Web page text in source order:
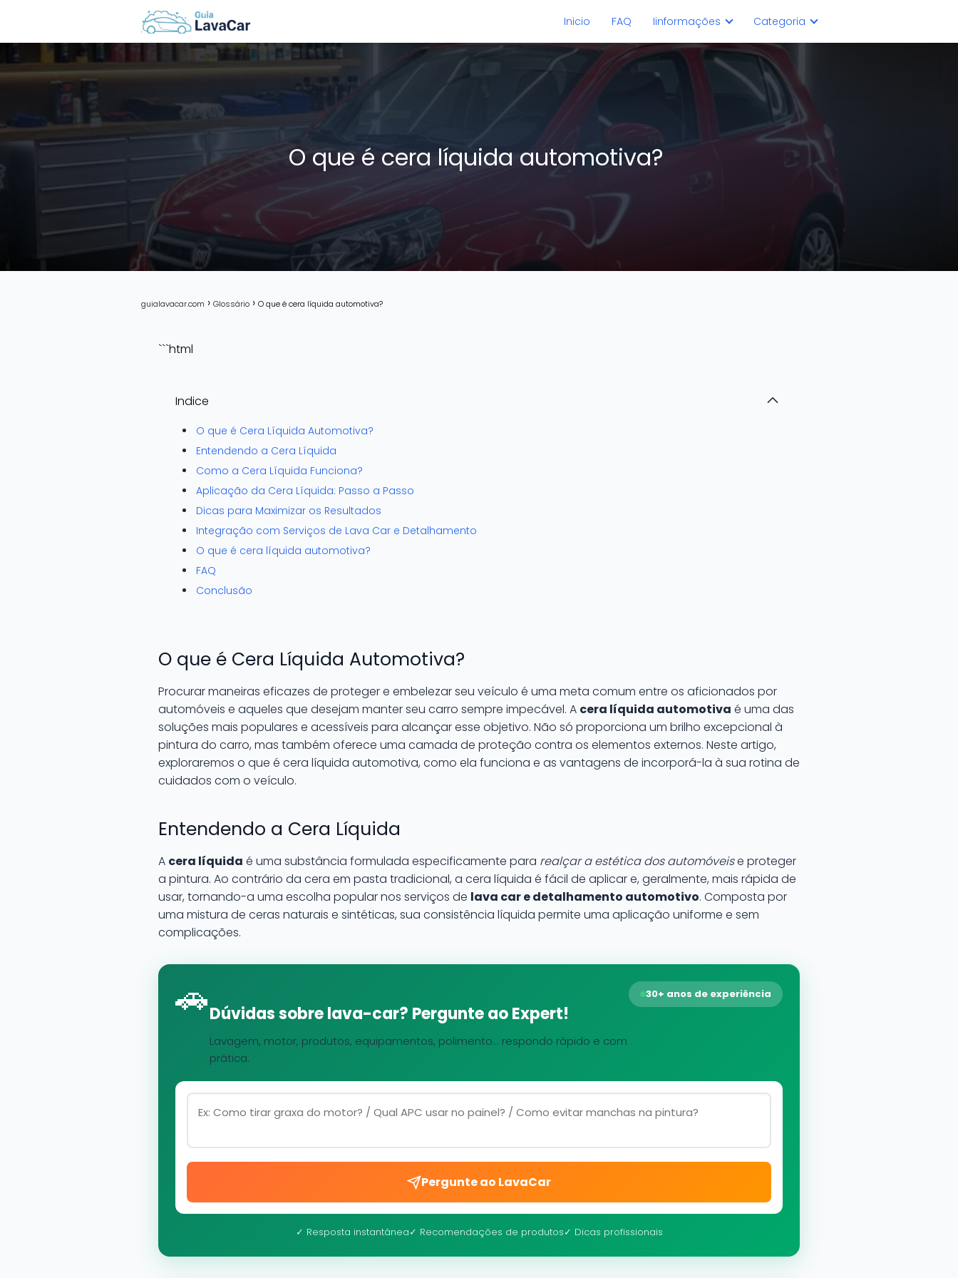
Inicio FAQ Iinformações Categoria
O que é cera líquida automotiva?
guialavacar.com Glossário O que é cera líquida automotiva?
```html
Indice
O que é Cera Líquida Automotiva?
Entendendo a Cera Líquida
Como a Cera Líquida Funciona?
Aplicação da Cera Líquida: Passo a Passo
Dicas para Maximizar os Resultados
Integração com Serviços de Lava Car e Detalhamento
O que é cera líquida automotiva?
FAQ
Conclusão
O que é Cera Líquida Automotiva?
Procurar maneiras eficazes de proteger e embelezar seu veículo é uma meta comum entre os aficionados por
automóveis e aqueles que desejam manter seu carro sempre impecável. A cera líquida automotiva é uma das
soluções mais populares e acessíveis para alcançar esse objetivo. Não só proporciona um brilho excepcional à
pintura do carro, mas também oferece uma camada de proteção contra os elementos externos. Neste artigo,
exploraremos o que é cera líquida automotiva, como ela funciona e as vantagens de incorporá-la à sua rotina de
cuidados com o veículo.
Entendendo a Cera Líquida
A cera líquida é uma substância formulada especificamente para realçar a estética dos automóveise proteger
a pintura. Ao contrário da cera em pasta tradicional, a cera líquida é fácil de aplicar e, geralmente, mais rápida de
usar, tornando-a uma escolha popular nos serviços de lava car e detalhamento automotivo. Composta por
uma mistura de ceras naturais e sintéticas, sua consistência líquida permite uma aplicação uniforme e sem
complicações.
🚗Dúvidas sobre lava-car? Pergunte ao Expert!
Lavagem, motor, produtos, equipamentos, polimento... respondo rápido e com
prática.
30+ anos de experiência
Pergunte ao LavaCar
✓ Resposta instantânea✓ Recomendações de produtos✓ Dicas profissionais